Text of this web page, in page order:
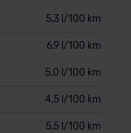
5,3 l/100 km
6,9 l/100 km
5,0 l/100 km
4,5 l/100 km
5,5 l/100 km